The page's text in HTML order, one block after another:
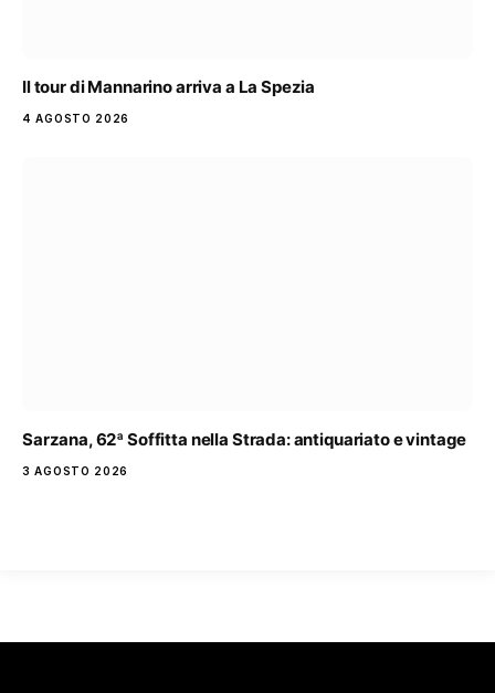
Il tour di Mannarino arriva a La Spezia
4 AGOSTO 2026
Sarzana, 62ª Soffitta nella Strada: antiquariato e vintage
3 AGOSTO 2026